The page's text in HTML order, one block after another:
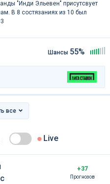
"Инди Эльевен" присутсвует
В 8 состязаниях из 10 был
Шансы 55%
все
Live
+37
Прогнозов